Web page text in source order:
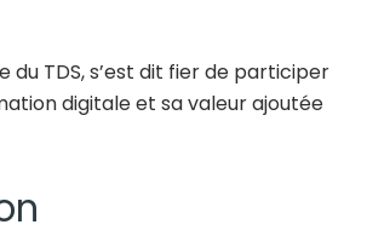
du TDS, s’est dit fier de participer
digitale et sa valeur ajoutée